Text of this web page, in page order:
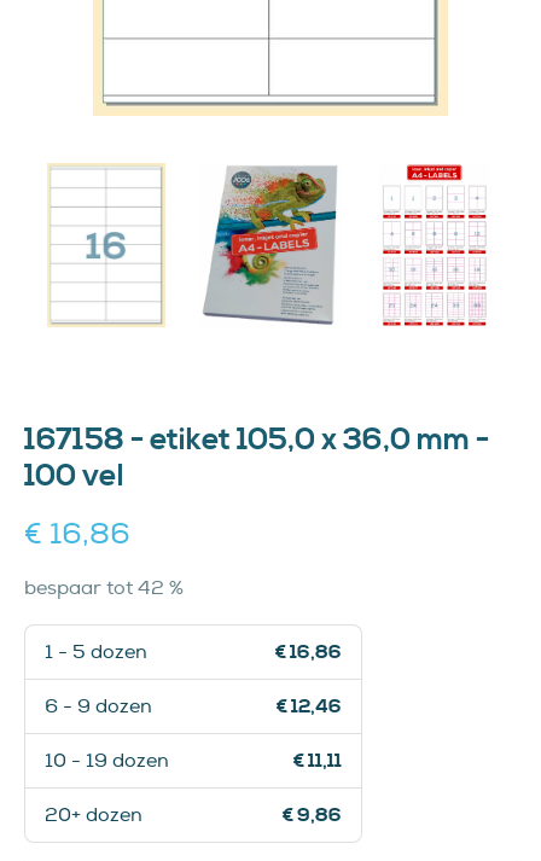
167158 - etiket 105,0 x 36,0 mm -
100 vel
€ 16,86
bespaar tot 42 %
1 - 5 dozen € 16,86
6 - 9 dozen € 12,46
10 - 19 dozen € 11,11
20+ dozen € 9,86